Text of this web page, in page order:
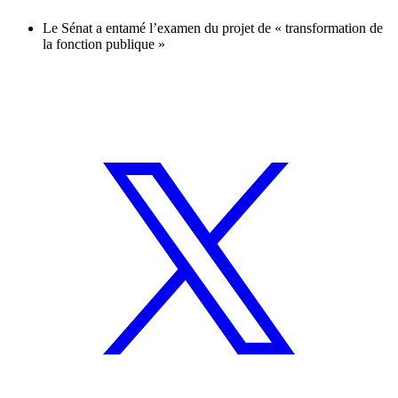
Le Sénat a entamé l’examen du projet de « transformation de
la fonction publique »